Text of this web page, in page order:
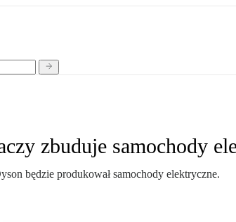
zbuduje samochody
będzie produkował samochody elektryczne.